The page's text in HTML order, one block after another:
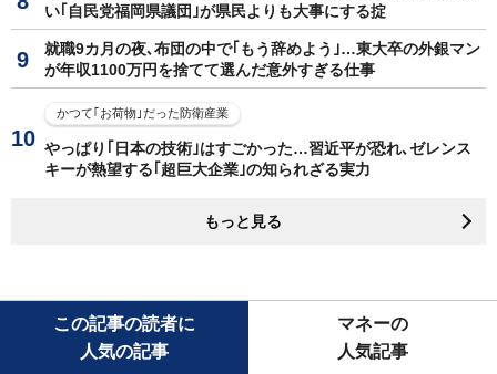
い｢自民党福岡県議団｣が県民よりも大事にする掟
就職9カ月の夜､布団の中で｢もう辞めよう｣…東大卒の外銀マン
が年収1100万円を捨てて選んだ意外すぎる仕事
かつて｢お荷物｣だった防衛産業
やっぱり｢日本の技術｣はすごかった…習近平が恐れ､ゼレンス
キーが熱望する｢超巨大企業｣の知られざる実力
もっと見る
この記事の読者に
人気の記事
マネーの
人気記事